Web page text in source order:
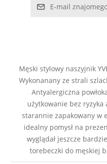
TURMALIN E-mail
Męski stylowy naszyjnik
Wykonanany ze strali
Antyalergiczna
użytkowanie bez
starannie zapakowany w
idealny pomysł na
wyglądał jeszcze
torebeczki do męskiej